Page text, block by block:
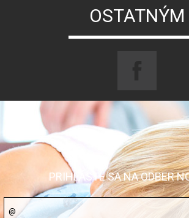
OSTATNÝM
PRIHLÁSTE SA NA ODBER